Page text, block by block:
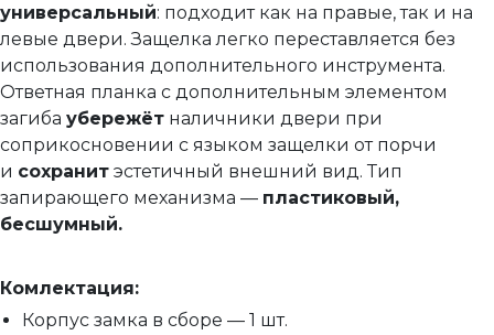
универсальный: подходит как на правые, так и на
левые двери. Защелка легко переставляется без
использования дополнительного инструмента.
Ответная планка с дополнительным элементом
загиба убережёт наличники двери при
соприкосновении с языком защелки от порчи
и сохранит эстетичный внешний вид.Тип
запирающего механизма — пластиковый,
бесшумный.
Комлектация:
Корпус замка в сборе — 1 шт.